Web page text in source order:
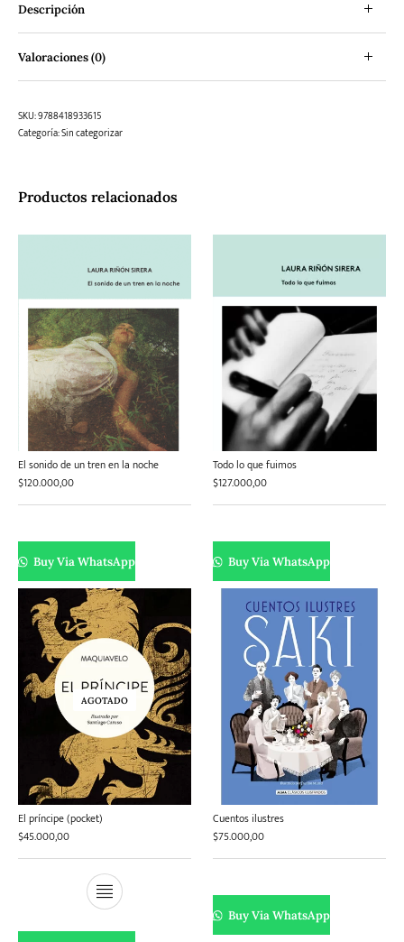
Descripción
Valoraciones (0)
SKU:9788418933615
Categoría:Sin categorizar
Productos relacionados
El sonido de un tren en la noche
$120.000,00
Buy Via WhatsApp
Todo lo que fuimos
$127.000,00
Buy Via WhatsApp
AGOTADO
El príncipe (pocket)
$45.000,00
Cuentos ilustres
$75.000,00
Buy Via WhatsApp